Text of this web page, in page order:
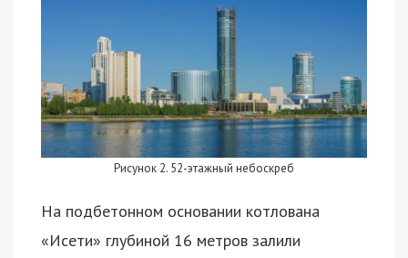
Рисунок 2. 52-этажный небоскреб
На подбетонном основании котлована
«Исети» глубиной 16 метров залили